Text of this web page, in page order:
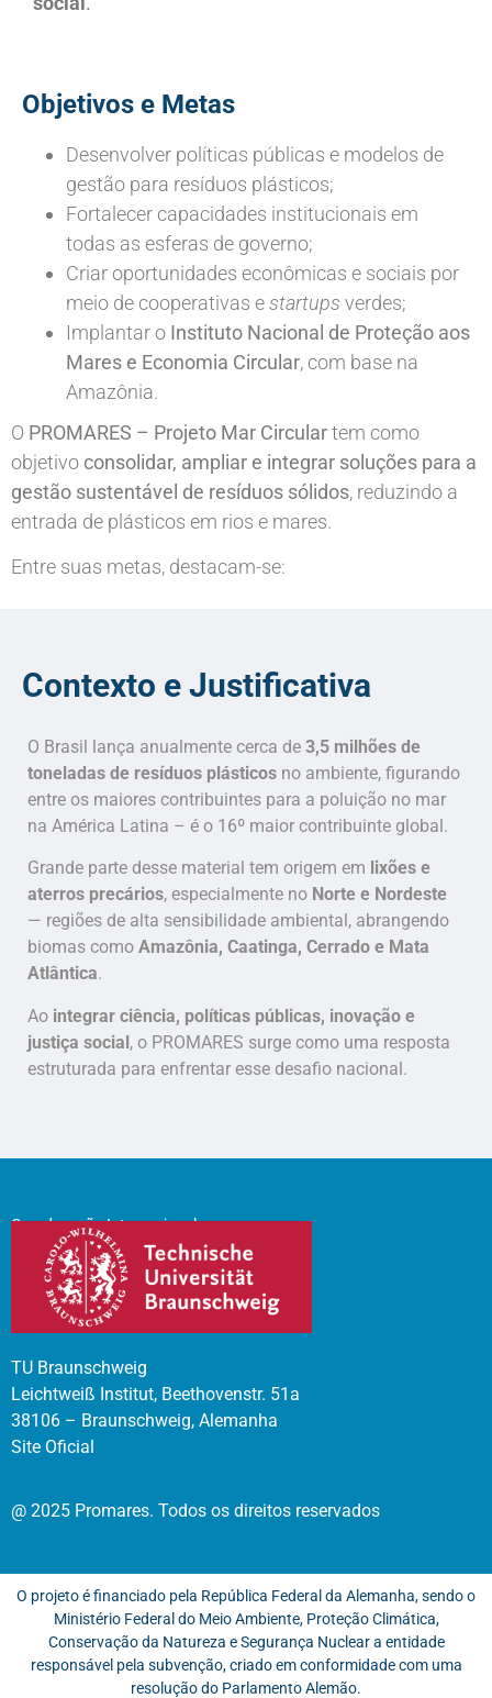
Objetivos e Metas
Desenvolver políticas públicas e modelos de
gestão para resíduos plásticos;
Fortalecer capacidades institucionais em
todas as esferas de governo;
Criar oportunidades econômicas e sociais por
meio de cooperativas estartups verdes;
Implantar o Instituto Nacional de Proteção aos
Mares e Economia Circular, com base na
Amazônia.
O PROMARES – Projeto Mar Circulartem como
objetivo consolidar, ampliar e integrar soluções para a
gestão sustentável de resíduos sólidos, reduzindo a
entrada de plásticos em rios e mares.
Entre suas metas, destacam-se:
Contexto e Justificativa
O Brasil lança anualmente cerca de 3,5 milhões de
toneladas de resíduos plásticos no ambiente, figurando
entre os maiores contribuintes para a poluição no mar
na América Latina – é o 16º maior contribuinte global.
Grande parte desse material tem origem em lixões e
aterros precários, especialmente no Norte e Nordeste
— regiões de alta sensibilidade ambiental, abrangendo
biomas como Amazônia, Caatinga, Cerrado e Mata
Atlântica.
Ao integrar ciência, políticas públicas, inovação e
justiça social, o PROMARES surge como uma resposta
estruturada para enfrentar esse desafio nacional.
Coordenação Internacional
TU Braunschweig
Leichtweiß Institut, Beethovenstr. 51a
38106 – Braunschweig, Alemanha
Site Oficial
@ 2025 Promares. Todos os direitos reservados
O projeto é financiado pela República Federal da Alemanha, sendo o
Ministério Federal do Meio Ambiente, Proteção Climática,
Conservação da Natureza e Segurança Nuclear a entidade
responsável pela subvenção, criado em conformidade com uma
resolução do Parlamento Alemão.